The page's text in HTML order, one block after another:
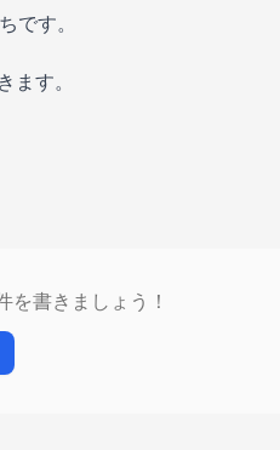
です。
ます。
を書きましょう！